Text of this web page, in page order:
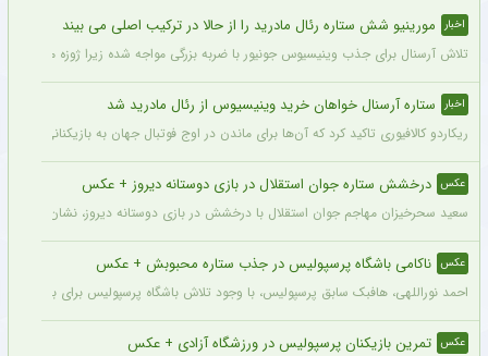
اخبار مورینیو شش ستاره رئال مادرید را از حالا در ترکیب اصلی می بیند
تلاش آرسنال برای جذب وینیسیوس جونیور با ضربه بزرگی مواجه شده زیرا ژوزه مورینیو او را یک
اخبار ستاره آرسنال خواهان خرید وینیسیوس از رئال مادرید شد
ریکاردو کالافیوری تاکید کرد که آن‌ها برای ماندن در اوج فوتبال جهان به بازیکنانی در
عکس درخشش ستاره جوان استقلال در بازی دوستانه دیروز + عکس
سعید سحرخیزان مهاجم جوان استقلال با درخشش در بازی دوستانه دیروز، نشان داد
عکس ناکامی باشگاه پرسپولیس در جذب ستاره محبوبش + عکس
احمد نوراللهی، هافبک سابق پرسپولیس، با وجود تلاش باشگاه پرسپولیس برای بازگشت
عکس تمرین بازیکنان پرسپولیس در ورزشگاه آزادی + عکس